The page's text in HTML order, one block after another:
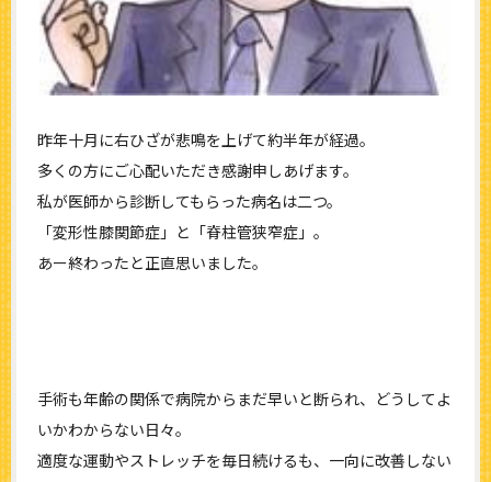
昨年十月に右ひざが悲鳴を上げて約半年が経過。
多くの方にご心配いただき感謝申しあげます。
私が医師から診断してもらった病名は二つ。
「変形性膝関節症」と「脊柱管狭窄症」。
あー終わったと正直思いました。
手術も年齢の関係で病院からまだ早いと断られ、どうしてよ
いかわからない日々。
適度な運動やストレッチを毎日続けるも、一向に改善しない